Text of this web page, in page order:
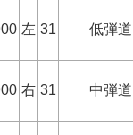
左 31 低弾道
右 31 中弾道